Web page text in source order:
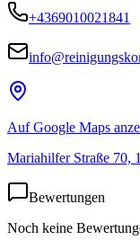
+4369010021841
Auf Google Maps
Mariahilfer Straße 70,
Bewertungen
Noch keine